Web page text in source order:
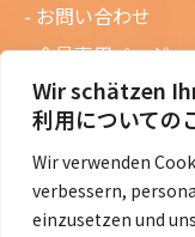
Wir schätzen
利用についての
Wir verwenden
verbessern,
einzusetzen und
お問い合わせ
会員専用ページ
ニュースレターバ
過去の講演資料
総会議事録
定款・会費規定な